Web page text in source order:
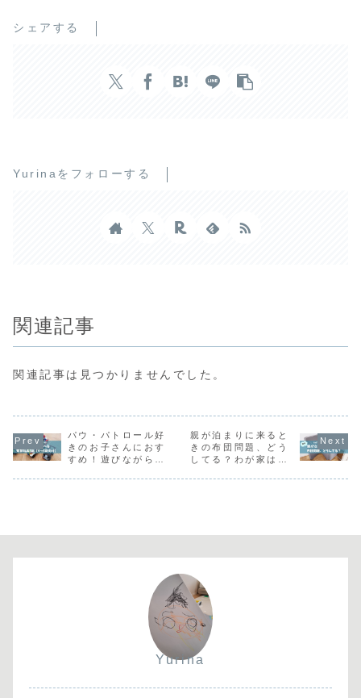
シェアする
Yurinaをフォローする
関連記事
関連記事は見つかりませんでした。
パウ・パトロール好
きのお子さんにおす
すめ！遊びながら学
親が泊まりに来ると
きの布団問題、どう
してる？わが家はマ
Yurina